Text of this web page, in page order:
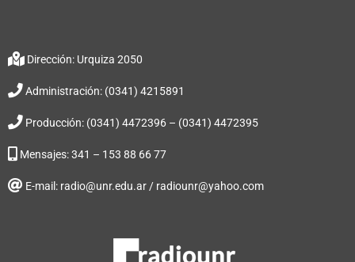
Dirección: Urquiza 2050
Administración: (0341) 4215891
Producción: (0341) 4472396 – (0341) 4472395
Mensajes: 341 – 153 88 66 77
E-mail: radio@unr.edu.ar / radiounr@yahoo.com